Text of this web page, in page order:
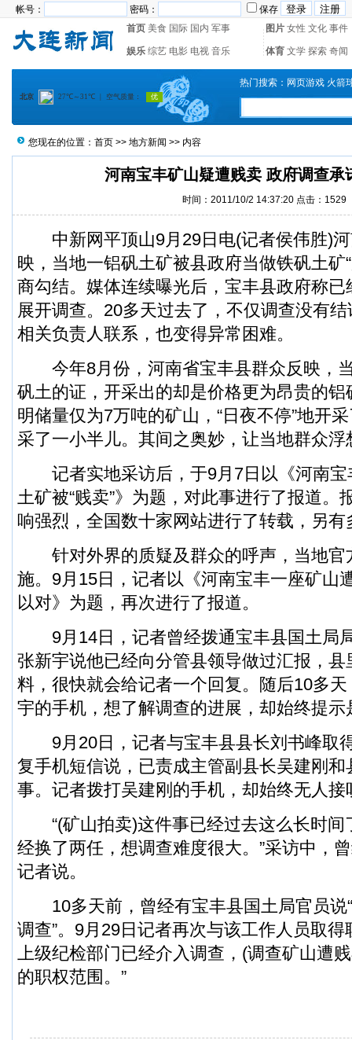
帐号： 密码：
保存
首页 美食 国际 国内 军事 图片 女性 文化 事件
娱乐 综艺 电影 电视 音乐 体育 文学 探索 奇闻
热门搜索： 网页游戏 火箭
您现在的位置： 首页 >> 地方新闻 >> 内容
河南宝丰矿山疑遭贱卖 政府调查承
时间：2011/10/2 14:37:20 点击：1529
中新网平顶山9月29日电(记者侯伟胜)河
映，当地一铝矾土矿被县政府当做铁矾土矿
商勾结。媒体连续曝光后，宝丰县政府称
展开调查。20多天过去了，不仅调查没有
相关负责人联系，也变得异常困难。
今年8月份，河南省宝丰县群众反映，
矾土的证，开采出的却是价格更为昂贵的
明储量仅为7万吨的矿山，“日夜不停”地开
采了一小半儿。其间之奥妙，让当地群众浮
记者实地采访后，于9月7日以《河南宝
土矿被“贱卖”》为题，对此事进行了报道。
响强烈，全国数十家网站进行了转载，另
针对外界的质疑及群众的呼声，当地官
施。9月15日，记者以《河南宝丰一座矿山
以对》为题，再次进行了报道。
9月14日，记者曾经拨通宝丰县国土局
张新宇说他已经向分管县领导做过汇报，
料，很快就会给记者一个回复。随后10多
宇的手机，想了解调查的进展，却始终提示
9月20日，记者与宝丰县县长刘书峰取
复手机短信说，已责成主管副县长吴建刚
事。记者拨打吴建刚的手机，却始终无人接
“(矿山拍卖)这件事已经过去这么长时间
经换了两任，想调查难度很大。”采访中，
记者说。
10多天前，曾经有宝丰县国土局官员说
调查”。9月29日记者再次与该工作人员取得
上级纪检部门已经介入调查，(调查矿山遭
的职权范围。”